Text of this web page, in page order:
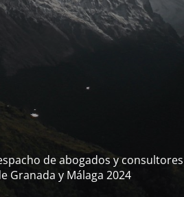
de abogados y consultores
Granada y Málaga 2024